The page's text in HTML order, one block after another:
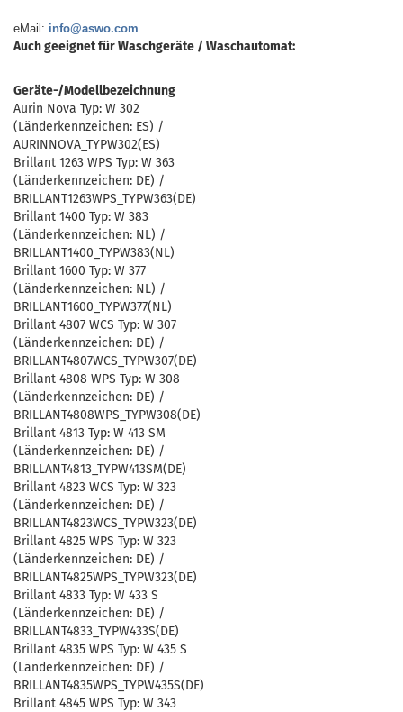
eMail: info@aswo.com
Auch geeignet für Waschgeräte / Waschautomat:
Geräte-/Modellbezeichnung
Aurin Nova Typ: W 302
(Länderkennzeichen: ES) /
AURINNOVA_TYPW302(ES)
Brillant 1263 WPS Typ: W 363
(Länderkennzeichen: DE) /
BRILLANT1263WPS_TYPW363(DE)
Brillant 1400 Typ: W 383
(Länderkennzeichen: NL) /
BRILLANT1400_TYPW383(NL)
Brillant 1600 Typ: W 377
(Länderkennzeichen: NL) /
BRILLANT1600_TYPW377(NL)
Brillant 4807 WCS Typ: W 307
(Länderkennzeichen: DE) /
BRILLANT4807WCS_TYPW307(DE)
Brillant 4808 WPS Typ: W 308
(Länderkennzeichen: DE) /
BRILLANT4808WPS_TYPW308(DE)
Brillant 4813 Typ: W 413 SM
(Länderkennzeichen: DE) /
BRILLANT4813_TYPW413SM(DE)
Brillant 4823 WCS Typ: W 323
(Länderkennzeichen: DE) /
BRILLANT4823WCS_TYPW323(DE)
Brillant 4825 WPS Typ: W 323
(Länderkennzeichen: DE) /
BRILLANT4825WPS_TYPW323(DE)
Brillant 4833 Typ: W 433 S
(Länderkennzeichen: DE) /
BRILLANT4833_TYPW433S(DE)
Brillant 4835 WPS Typ: W 435 S
(Länderkennzeichen: DE) /
BRILLANT4835WPS_TYPW435S(DE)
Brillant 4845 WPS Typ: W 343